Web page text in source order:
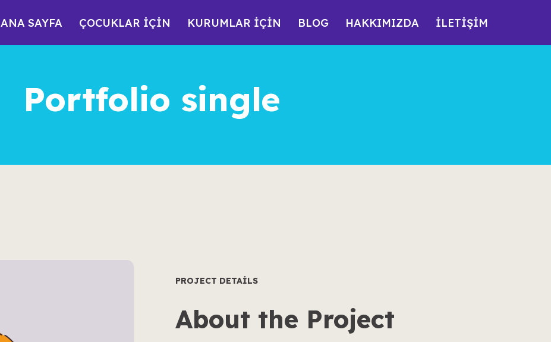
ANA SAYFA ÇOCUKLAR İÇİN KURUMLAR İÇİN BLOG HAKKIMIZDA İLETİŞİM
Portfolio single
PROJECT DETAILS
About the Project